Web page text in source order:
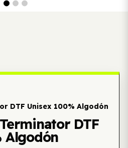
DTF Unisex 100% Algodón
DTF
Algodón